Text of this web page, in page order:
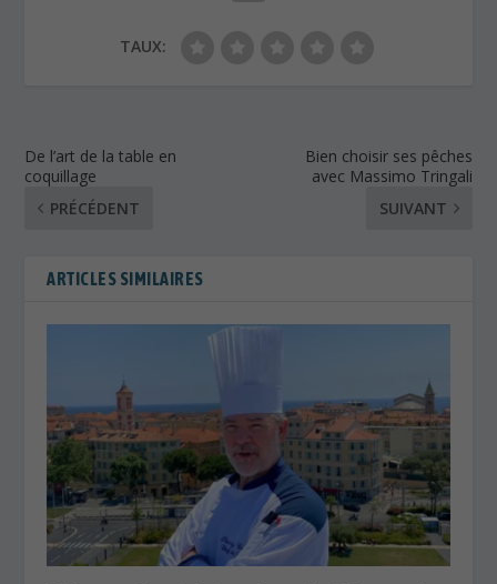
TAUX:
De l’art de la table en
coquillage
PRÉCÉDENT
Bien choisir ses pêches
avec Massimo Tringali
SUIVANT
ARTICLES SIMILAIRES